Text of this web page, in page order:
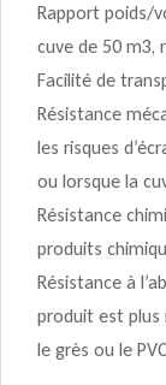
Rapport poids/
cuve de 50 m3,
Facilité de
Résistance
les risques
ou lorsque la
Résistance
produits
Résistance à
produit est plus
le grès ou le